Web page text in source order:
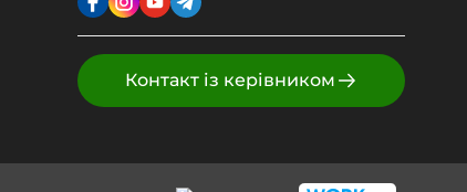
Контакт із керівником